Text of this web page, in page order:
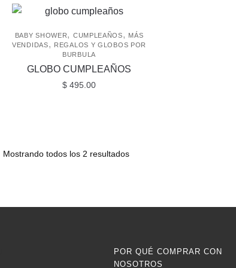
BABY SHOWER, CUMPLEAÑOS, MÁS
VENDIDAS,
REGALOS Y GLOBOS POR
BURBULA
GLOBO CUMPLEAÑOS
$ 495.00
Mostrando todos los 2 resultados
POR QUÉ COMPRAR CON
NOSOTROS